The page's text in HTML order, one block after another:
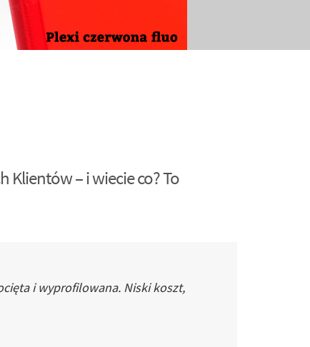
Klientów – i wiecie co? To
i wyprofilowana. Niski koszt,